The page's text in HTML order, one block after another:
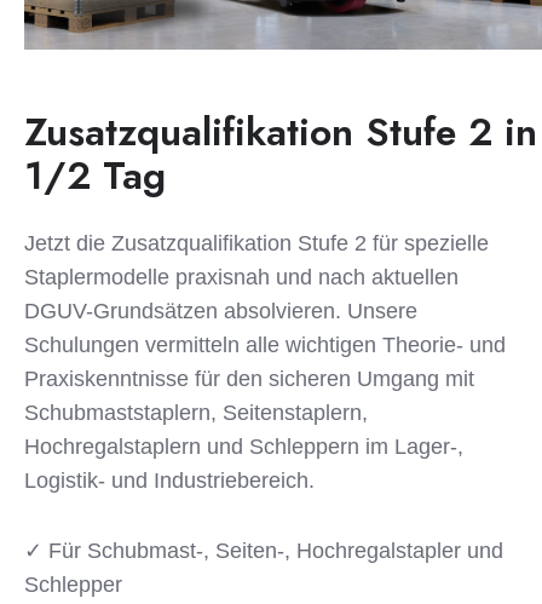
Zusatzqualifikation Stufe 2 in
1/2 Tag
Jetzt die Zusatzqualifikation Stufe 2 für spezielle
Staplermodelle praxisnah und nach aktuellen
DGUV-Grundsätzen absolvieren. Unsere
Schulungen vermitteln alle wichtigen Theorie- und
Praxiskenntnisse für den sicheren Umgang mit
Schubmaststaplern, Seitenstaplern,
Hochregalstaplern und Schleppern im Lager-,
Logistik- und Industriebereich.
✓ Für Schubmast-, Seiten-, Hochregalstapler und
Schlepper